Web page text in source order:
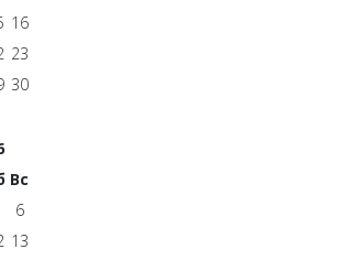
16
23
30
Вс
6
13